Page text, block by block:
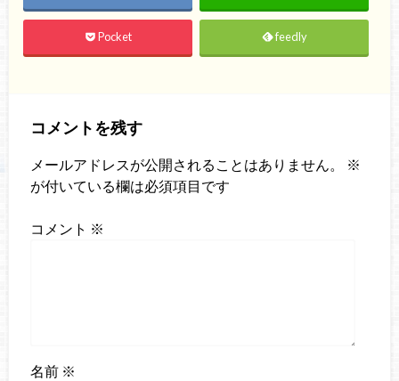
Pocket feedly
コメントを残す
メールアドレスが公開されることはありません。
※
が付いている欄は必須項目です
コメント ※
名前 ※